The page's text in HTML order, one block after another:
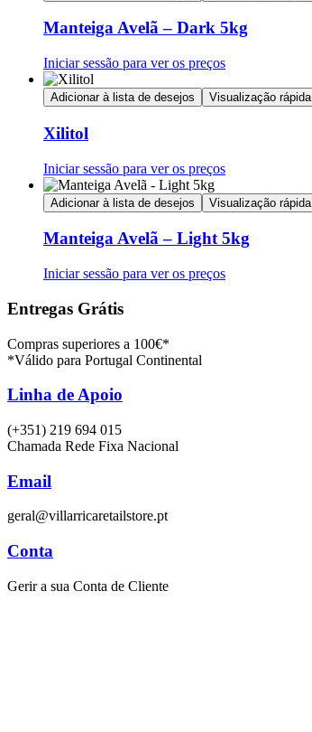
Manteiga Avelã – Dark 5kg
Iniciar sessão para ver os preços
Adicionar à lista de desejos Visualização rápida
Xilitol
Iniciar sessão para ver os preços
Adicionar à lista de desejos Visualização rápida
Manteiga Avelã – Light 5kg
Iniciar sessão para ver os preços
Entregas Grátis
Compras superiores a 100€*
*Válido para Portugal Continental
Linha de Apoio
(+351) 219 694 015
Chamada Rede Fixa Nacional
Email
geral@villarricaretailstore.pt
Conta
Gerir a sua Conta de Cliente